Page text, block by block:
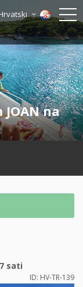
na
7 sati
ID: HV-TR-139